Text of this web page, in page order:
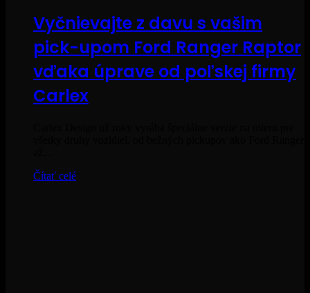
Vyčnievajte z davu s vašim
pick-upom Ford Ranger Raptor
vďaka úprave od poľskej firmy
Carlex
Čítať celé